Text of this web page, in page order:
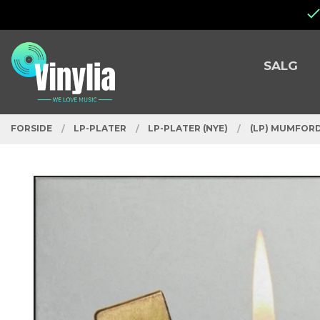
innholdet
PRODUKTER
SALG
FORSIDE LP-PLATER LP-PLATER (NYE) (LP)